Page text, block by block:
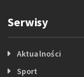
Serwisy
Aktualności
Sport